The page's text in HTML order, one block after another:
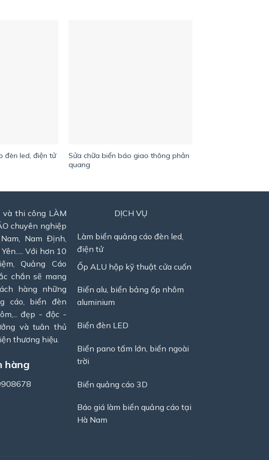
đèn led, điện tử
Sửa chữa biển báo giao thông phản
quang
thi công LÀM
chuyên nghiệp
Nam Định,
Với hơn 10
Quảng Cáo
chắn sẽ mang
hàng những
cáo, biển đèn
đẹp - độc -
và tuân thủ
thương hiệu.
hàng
DỊCH VỤ
Làm biển quảng cáo đèn led,
điện tử
Ốp ALU hộp kỹ thuật cửa cuốn
Biển alu, biển bảng ốp nhôm
aluminium
Biển đèn LED
Biển pano tấm lớn, biển ngoài
trời
Biển quảng cáo 3D
Báo giá làm biển quảng cáo tại
Hà Nam